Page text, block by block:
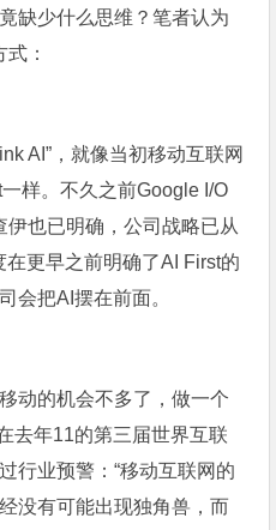
缺少什么思维？笔者认为
：
AI”，就像当初移动互联网
样。不久之前Google I/O
伊也已明确，公司战略已从
在更早之前明确了AI First的
会把AI摆在前面。
动的机会不多了，做一个
去年11的第三届世界互联
行业预警：“移动互联网的
没有可能出现独角兽，而